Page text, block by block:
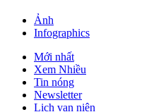
Ảnh
Infographics
Mới nhất
Xem Nhiều
Tin nóng
Newsletter
Lịch vạn niên